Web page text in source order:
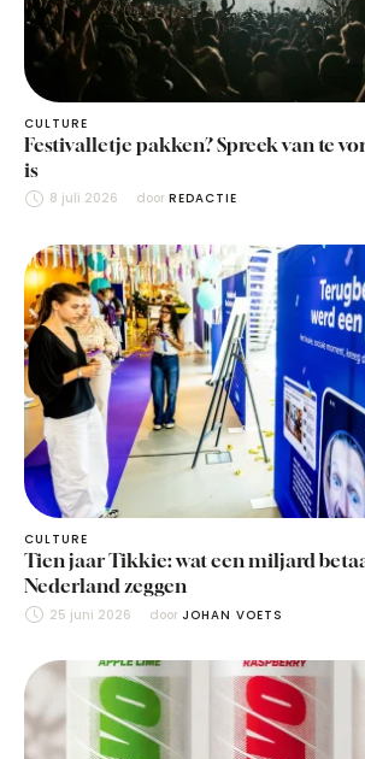
CULTURE
Festivalletje pakken? Spreek van te
is
8 juli 2026 door REDACTIE
CULTURE
Tien jaar Tikkie: wat een miljard
Nederland zeggen
25 juni 2026 door JOHAN VOETS